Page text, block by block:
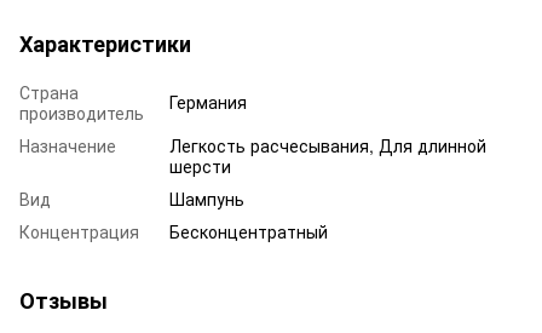
Характеристики
Страна
производитель
Германия
Назначение
Легкость расчесывания, Для длинной
шерсти
Вид
Шампунь
Концентрация
Бесконцентратный
Отзывы